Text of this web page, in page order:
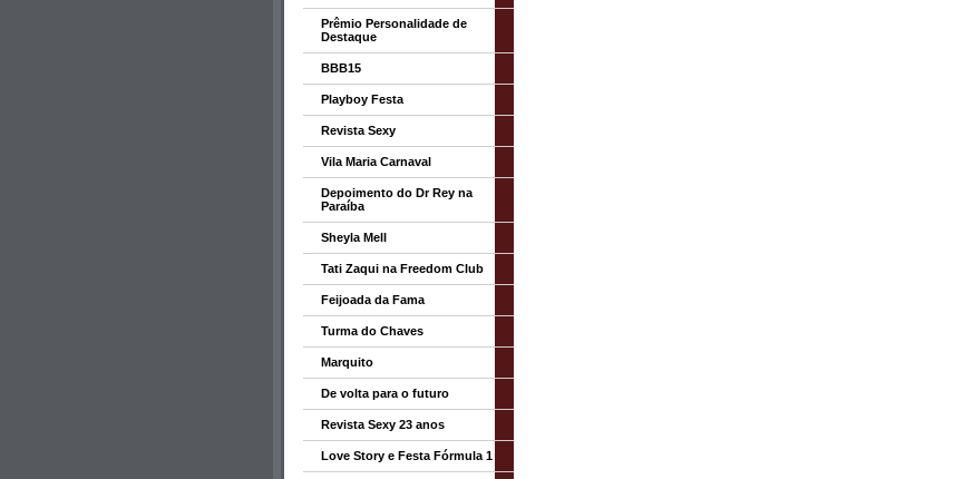
Prêmio Personalidade de
Destaque
BBB15
Playboy Festa
Revista Sexy
Vila Maria Carnaval
Depoimento do Dr Rey na
Paraíba
Sheyla Mell
Tati Zaqui na Freedom Club
Feijoada da Fama
Turma do Chaves
Marquito
De volta para o futuro
Revista Sexy 23 anos
Love Story e Festa Fórmula 1